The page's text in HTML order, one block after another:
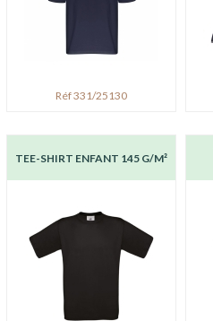
Réf 331/25130
TEE-SHIRT ENFANT 145 G/M²